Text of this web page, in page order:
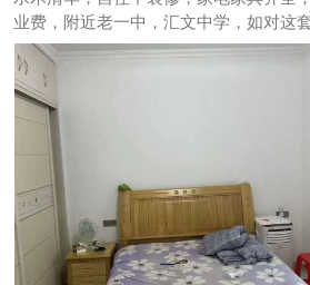
业费，附近老一中，汇文中学，如对这